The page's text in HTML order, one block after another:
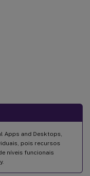
Apps and Desktops,
pois recursos
níveis funcionais